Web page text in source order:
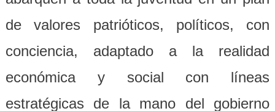
de valores patrióticos, políticos, con
conciencia, adaptado a la realidad
económica y social con líneas
estratégicas de la mano del gobierno